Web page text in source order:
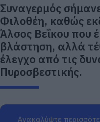
Συναγερμός
Φιλοθέη, καθώς
Άλσος Βεΐκου που
βλάστηση, αλλά
έλεγχο από τις
Πυροσβεστικής.
Ανακαλύψτε